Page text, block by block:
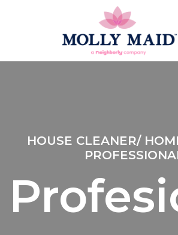
HOUSE CLEANER/